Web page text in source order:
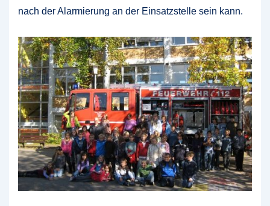
nach der Alarmierung an der Einsatzstelle sein kann.